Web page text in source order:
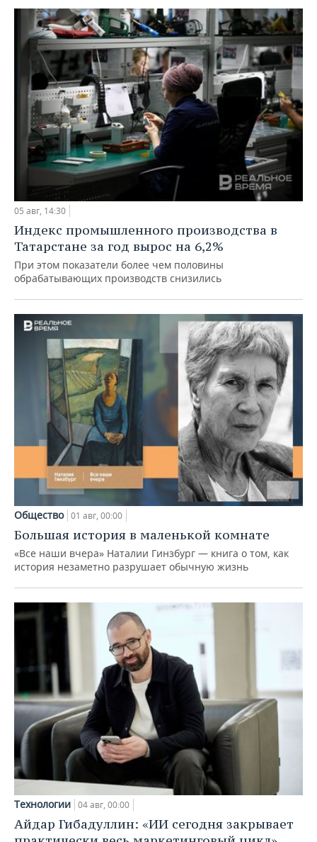
05 авг, 14:30
Индекс промышленного производства в
Татарстане за год вырос на 6,2%
При этом показатели более чем половины
обрабатывающих производств снизились
Общество 01 авг, 00:00
Большая история в маленькой комнате
«Все наши вчера» Наталии Гинзбург — книга о том, как
история незаметно разрушает обычную жизнь
Технологии 04 авг, 00:00
Айдар Гибадуллин: «ИИ сегодня закрывает